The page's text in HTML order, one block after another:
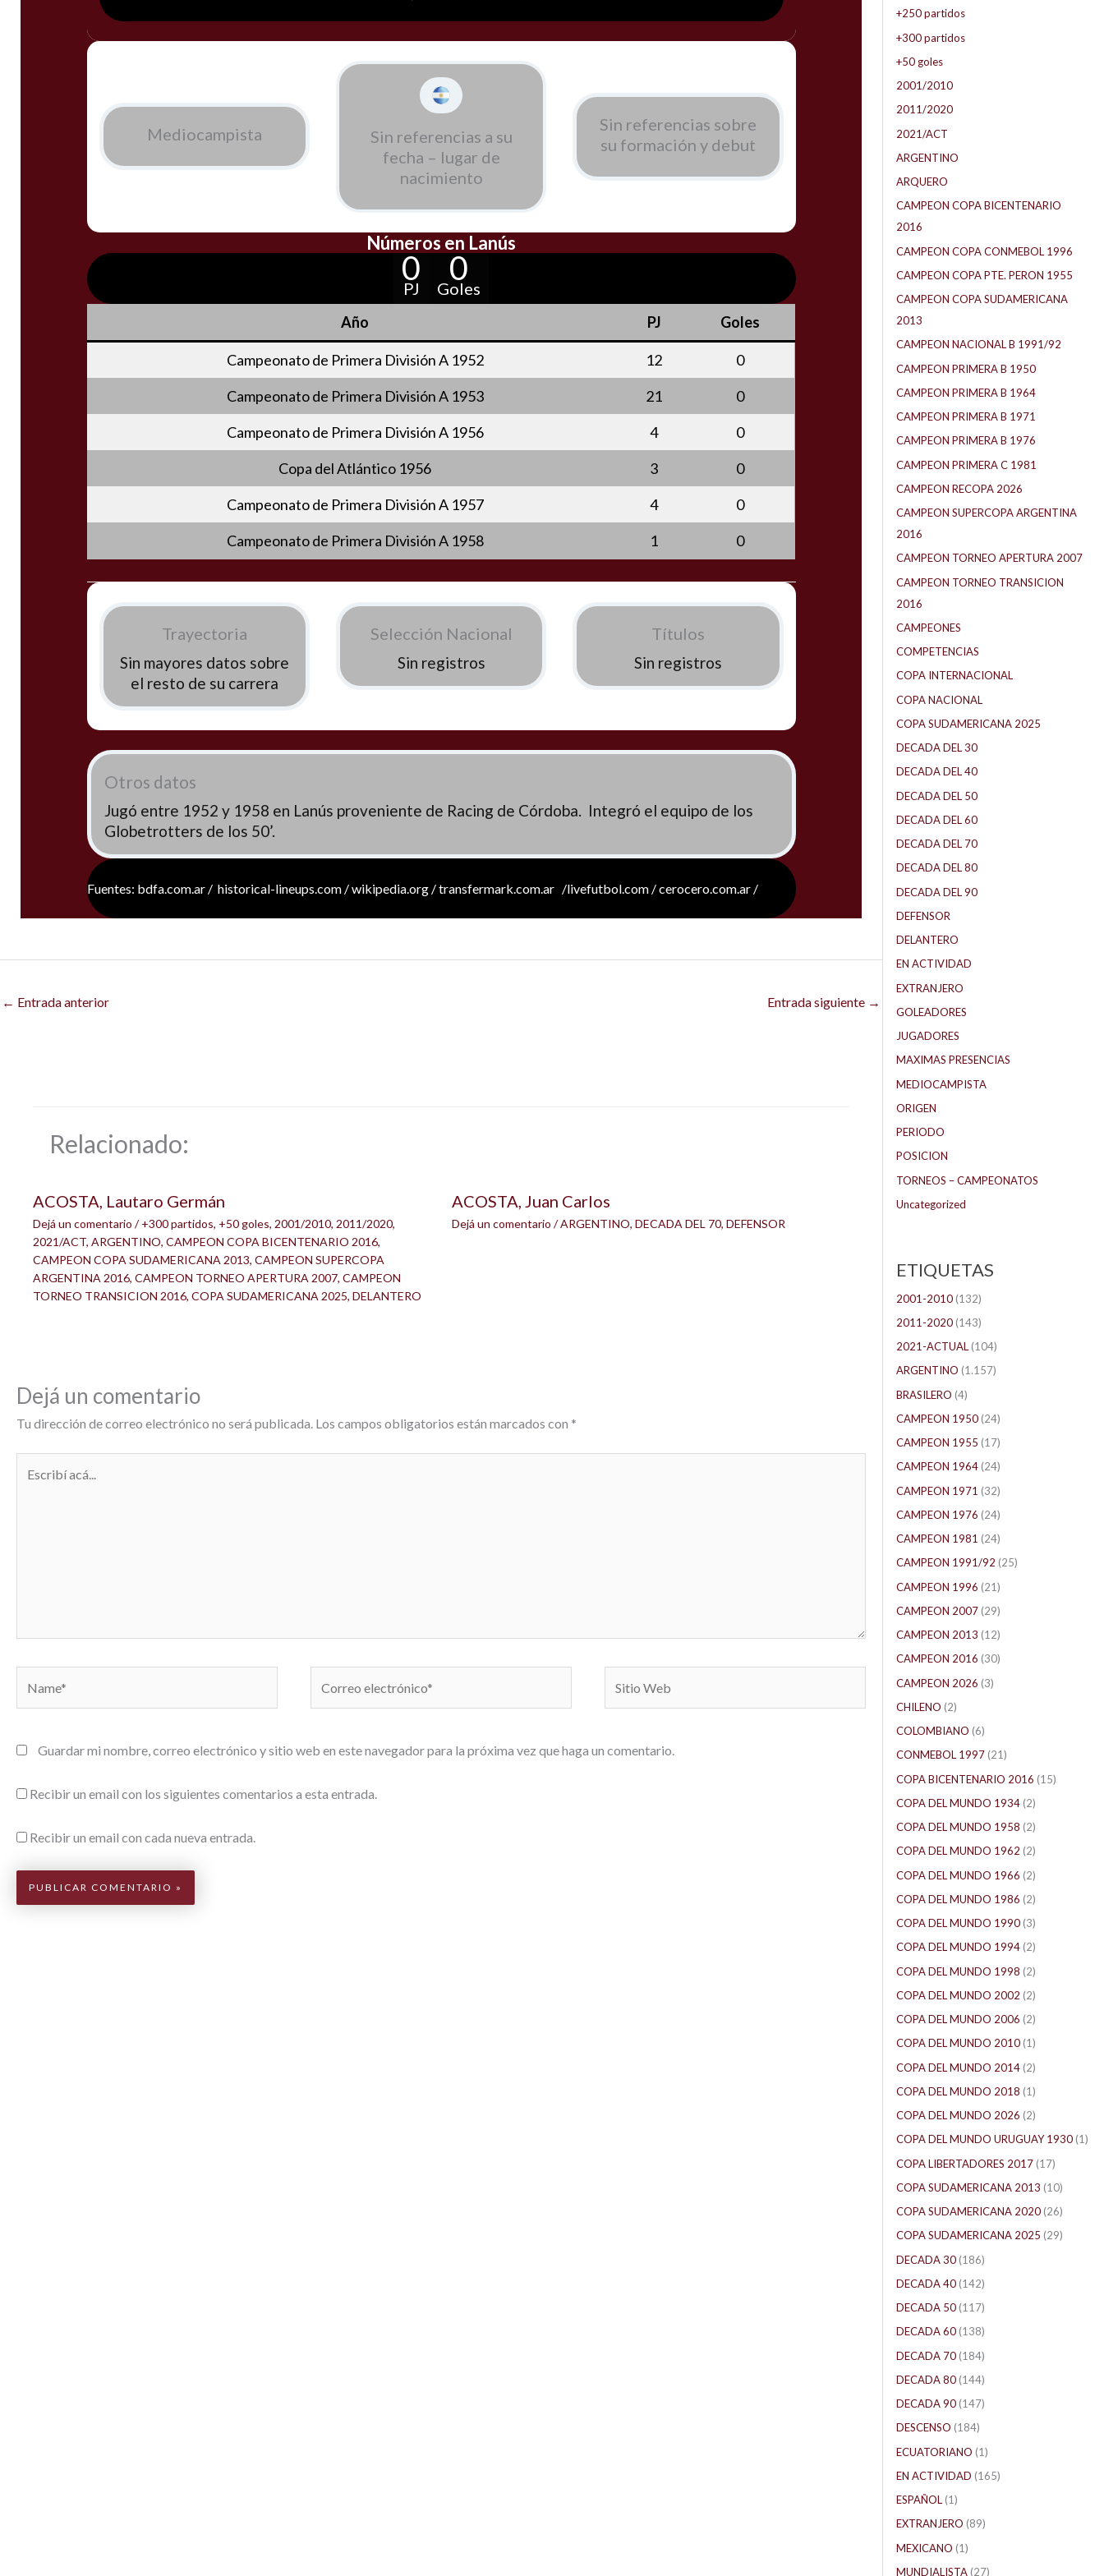
Mediocampista
Sin referencias a su
fecha – lugar de
nacimiento
Sin referencias sobre
su formación y debut
Números en Lanús
0
PJ
0
Goles
Año PJ Goles
Campeonato de Primera División A 1952 12
0
Campeonato de Primera División A 1953
21
0
Campeonato de Primera División A 1956
4
0
Copa del Atlántico 1956
3
0
Campeonato de Primera División A 1957
4
0
Campeonato de Primera División A 1958
1 0
Trayectoria
Sin mayores datos sobre
el resto de su carrera
Selección Nacional
Sin registros
Títulos
Sin registros
Otros datos
Jugó entre 1952 y 1958 en Lanús proveniente de Racing de Córdoba. Integró el equipo de los
Globetrotters de los 50’.
Fuentes: bdfa.com.ar / historical-lineups.com / wikipedia.org / transfermark.com.ar /livefutbol.com / cerocero.com.ar /
← Entrada anterior Entrada siguiente →
Relacionado:
ACOSTA, Lautaro Germán
Dejá un comentario /+300 partidos, +50 goles, 2001/2010, 2011/2020,
2021/ACT, ARGENTINO, CAMPEON COPA BICENTENARIO 2016,
CAMPEON COPA SUDAMERICANA 2013, CAMPEON SUPERCOPA
ARGENTINA 2016, CAMPEON TORNEO APERTURA 2007, CAMPEON
TORNEO TRANSICION 2016, COPA SUDAMERICANA 2025, DELANTERO
ACOSTA, Juan Carlos
Dejá un comentario /ARGENTINO, DECADA DEL 70, DEFENSOR
Dejá un comentario
Tu dirección de correo electrónico no será publicada. Los campos obligatorios están marcados con *
acá...
electrónico*
Web
Guardar mi nombre, correo electrónico y sitio web en este navegador para la próxima vez que haga un comentario.
Recibir un email con los siguientes comentarios a esta entrada.
Recibir un email con cada nueva entrada.
+250 partidos
+300 partidos
+50 goles
2001/2010
2011/2020
2021/ACT
ARGENTINO
ARQUERO
CAMPEON COPA BICENTENARIO
2016
CAMPEON COPA CONMEBOL 1996
CAMPEON COPA PTE. PERON 1955
CAMPEON COPA SUDAMERICANA
2013
CAMPEON NACIONAL B 1991/92
CAMPEON PRIMERA B 1950
CAMPEON PRIMERA B 1964
CAMPEON PRIMERA B 1971
CAMPEON PRIMERA B 1976
CAMPEON PRIMERA C 1981
CAMPEON RECOPA 2026
CAMPEON SUPERCOPA ARGENTINA
2016
CAMPEON TORNEO APERTURA 2007
CAMPEON TORNEO TRANSICION
2016
CAMPEONES
COMPETENCIAS
COPA INTERNACIONAL
COPA NACIONAL
COPA SUDAMERICANA 2025
DECADA DEL 30
DECADA DEL 40
DECADA DEL 50
DECADA DEL 60
DECADA DEL 70
DECADA DEL 80
DECADA DEL 90
DEFENSOR
DELANTERO
EN ACTIVIDAD
EXTRANJERO
GOLEADORES
JUGADORES
MAXIMAS PRESENCIAS
MEDIOCAMPISTA
ORIGEN
PERIODO
POSICION
TORNEOS – CAMPEONATOS
Uncategorized
ETIQUETAS
2001-2010 (132)
2011-2020 (143)
2021-ACTUAL (104)
ARGENTINO (1.157)
BRASILERO (4)
CAMPEON 1950 (24)
CAMPEON 1955 (17)
CAMPEON 1964 (24)
CAMPEON 1971 (32)
CAMPEON 1976 (24)
CAMPEON 1981 (24)
CAMPEON 1991/92 (25)
CAMPEON 1996 (21)
CAMPEON 2007 (29)
CAMPEON 2013 (12)
CAMPEON 2016 (30)
CAMPEON 2026 (3)
CHILENO (2)
COLOMBIANO (6)
CONMEBOL 1997 (21)
COPA BICENTENARIO 2016 (15)
COPA DEL MUNDO 1934 (2)
COPA DEL MUNDO 1958 (2)
COPA DEL MUNDO 1962 (2)
COPA DEL MUNDO 1966 (2)
COPA DEL MUNDO 1986 (2)
COPA DEL MUNDO 1990 (3)
COPA DEL MUNDO 1994 (2)
COPA DEL MUNDO 1998 (2)
COPA DEL MUNDO 2002 (2)
COPA DEL MUNDO 2006 (2)
COPA DEL MUNDO 2010 (1)
COPA DEL MUNDO 2014 (2)
COPA DEL MUNDO 2018 (1)
COPA DEL MUNDO 2026 (2)
COPA DEL MUNDO URUGUAY 1930 (1)
COPA LIBERTADORES 2017 (17)
COPA SUDAMERICANA 2013 (10)
COPA SUDAMERICANA 2020 (26)
COPA SUDAMERICANA 2025 (29)
DECADA 30 (186)
DECADA 40 (142)
DECADA 50 (117)
DECADA 60 (138)
DECADA 70 (184)
DECADA 80 (144)
DECADA 90 (147)
DESCENSO (184)
ECUATORIANO (1)
EN ACTIVIDAD (165)
ESPAÑOL (1)
EXTRANJERO (89)
MEXICANO (1)
MUNDIALISTA (27)